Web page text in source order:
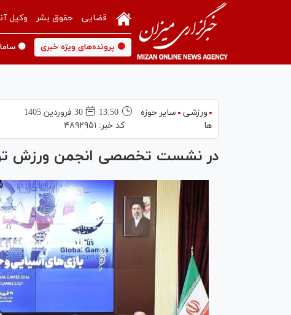
قضایی حقوق بشر وکیل
🟡 پرونده‌های ویژه خبری 🟡
ورزشی
سایر حوزه
ها
13:50
30 فروردين 1405
کد خبر: ۴۸۹۲۹۵۱
در نشست تخصصی انجمن ورزش